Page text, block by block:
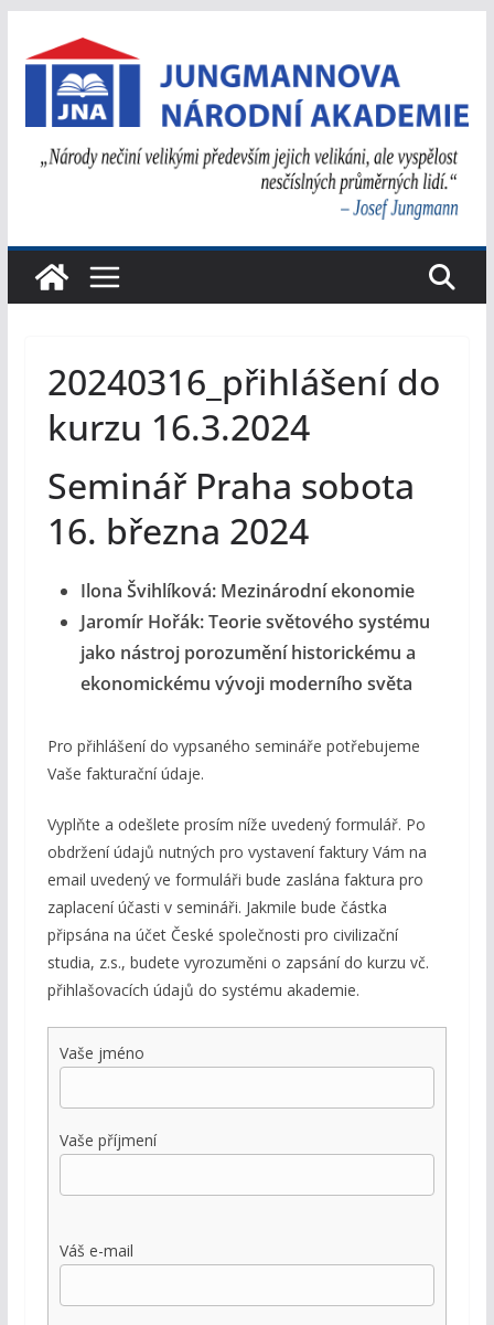
na
obsah
20240316_přihlášení do
kurzu 16.3.2024
Seminář Praha sobota
16. března 2024
Ilona Švihlíková: Mezinárodní ekonomie
Jaromír Hořák: Teorie světového systému
jako nástroj porozumění historickému a
ekonomickému vývoji moderního světa
Pro přihlášení do vypsaného semináře potřebujeme
Vaše fakturační údaje.
Vyplňte a odešlete prosím níže uvedený formulář. Po
obdržení údajů nutných pro vystavení faktury Vám na
email uvedený ve formuláři bude zaslána faktura pro
zaplacení účasti v semináři. Jakmile bude částka
připsána na účet České společnosti pro civilizační
studia, z.s., budete vyrozuměni o zapsání do kurzu vč.
přihlašovacích údajů do systému akademie.
Vaše jméno
Vaše příjmení
Váš e-mail